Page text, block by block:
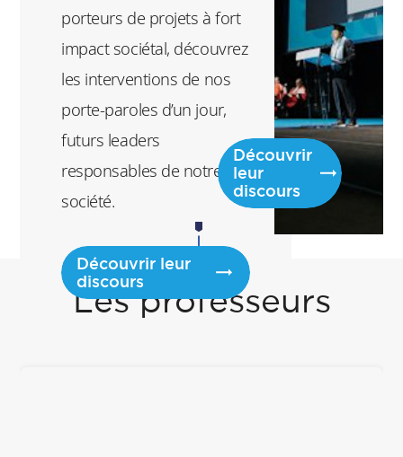
leadership et leur
vision du monde
de demain.
Découvrir
leur
discours
porteurs de projets à fort
impact sociétal, découvrez
les interventions de nos
porte-paroles d’un jour,
futurs leaders
responsables de notre
société.
Découvrir leur
discours
Les professeurs